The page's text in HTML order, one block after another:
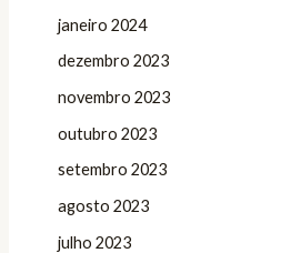
janeiro 2024
dezembro 2023
novembro 2023
outubro 2023
setembro 2023
agosto 2023
julho 2023